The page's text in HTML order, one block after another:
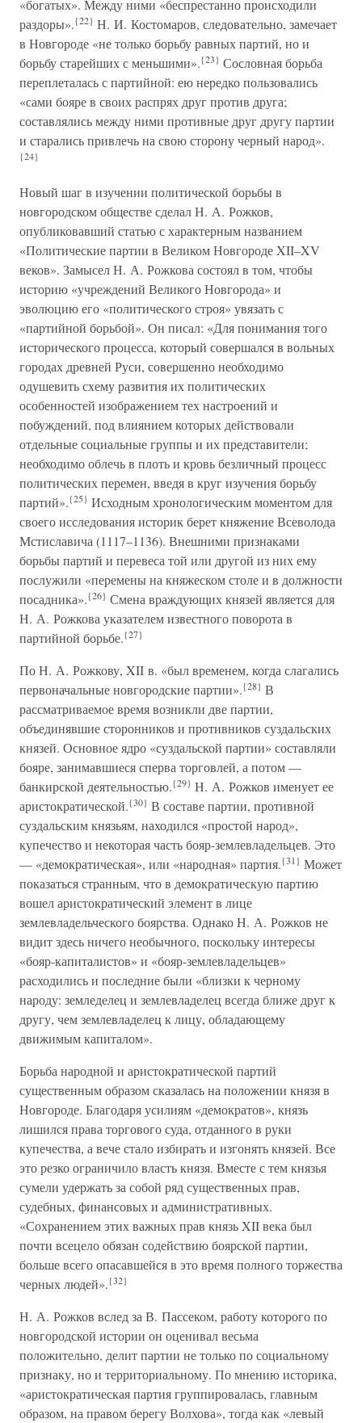
«богатых». Между ними «беспрестанно происходили
раздоры».{22} Н. И. Костомаров, следовательно, замечает
в Новгороде «не только борьбу равных партий, но и
борьбу старейших с меньшими».{23} Сословная борьба
переплеталась с партийной: ею нередко пользовались
«сами бояре в своих распрях друг против друга;
составлялись между ними противные друг другу партии
и старались привлечь на свою сторону черный народ».
{24}
Новый шаг в изучении политической борьбы в
новгородском обществе сделал Н. А. Рожков,
опубликовавший статью с характерным названием
«Политические партии в Великом Новгороде XII–XV
веков». Замысел Н. А. Рожкова состоял в том, чтобы
историю «учреждений Великого Новгорода» и
эволюцию его «политического строя» увязать с
«партийной борьбой». Он писал: «Для понимания того
исторического процесса, который совершался в вольных
городах древней Руси, совершенно необходимо
одушевить схему развития их политических
особенностей изображением тех настроений и
побуждений, под влиянием которых действовали
отдельные социальные группы и их представители;
необходимо облечь в плоть и кровь безличный процесс
политических перемен, введя в круг изучения борьбу
партий».{25} Исходным хронологическим моментом для
своего исследования историк берет княжение Всеволода
Мстиславича (1117–1136). Внешними признаками
борьбы партий и перевеса той или другой из них ему
послужили «перемены на княжеском столе и в должности
посадника».{26} Смена враждующих князей является для
Н. А. Рожкова указателем известного поворота в
партийной борьбе.{27}
По Н. А. Рожкову, XII в. «был временем, когда слагались
первоначальные новгородские партии».{28} В
рассматриваемое время возникли две партии,
объединявшие сторонников и противников суздальских
князей. Основное ядро «суздальской партии» составляли
бояре, занимавшиеся сперва торговлей, а потом —
банкирской деятельностью.{29} Н. А. Рожков именует ее
аристократической.{30} В составе партии, противной
суздальским князьям, находился «простой народ»,
купечество и некоторая часть бояр-землевладельцев. Это
— «демократическая», или «народная» партия.{31} Может
показаться странным, что в демократическую партию
вошел аристократический элемент в лице
землевладельческого боярства. Однако Н. А. Рожков не
видит здесь ничего необычного, поскольку интересы
«бояр-капиталистов» и «бояр-землевладельцев»
расходились и последние были «близки к черному
народу: земледелец и землевладелец всегда ближе друг к
другу, чем землевладелец к лицу, обладающему
движимым капиталом».
Борьба народной и аристократической партий
существенным образом сказалась на положении князя в
Новгороде. Благодаря усилиям «демократов», князь
лишился права торгового суда, отданного в руки
купечества, а вече стало избирать и изгонять князей. Все
это резко ограничило власть князя. Вместе с тем князья
сумели удержать за собой ряд существенных прав,
судебных, финансовых и административных.
«Сохранением этих важных прав князь XII века был
почти всецело обязан содействию боярской партии,
больше всего опасавшейся в это время полного торжества
черных людей».{32}
Н. А. Рожков вслед за В. Пассеком, работу которого по
новгородской истории он оценивал весьма
положительно, делит партии не только по социальному
признаку, но и территориальному. По мнению историка,
«аристократическая партия группировалась, главным
образом, на правом берегу Волхова», тогда как «левый